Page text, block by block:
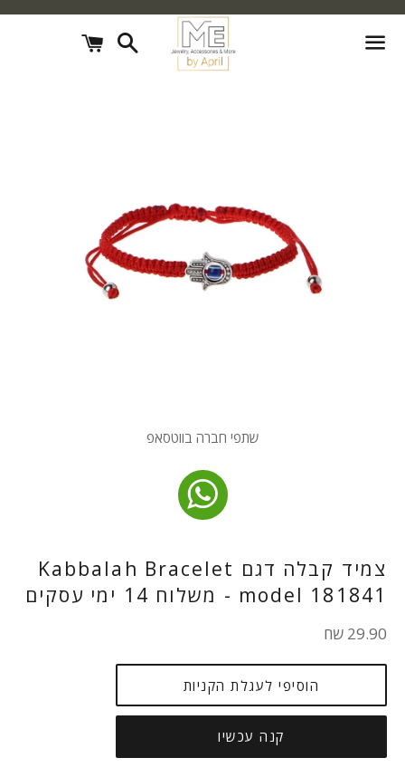
חיפוש
עגלת
שתפי חברה בווטסאפ
צמיד קבלה דגם Kabbalah Bracelet
model 181841 - משלוח 14 ימי עסקים
מחיר
29.90 שח
הוסיפי לעגלת הקניות
קנה עכשיו